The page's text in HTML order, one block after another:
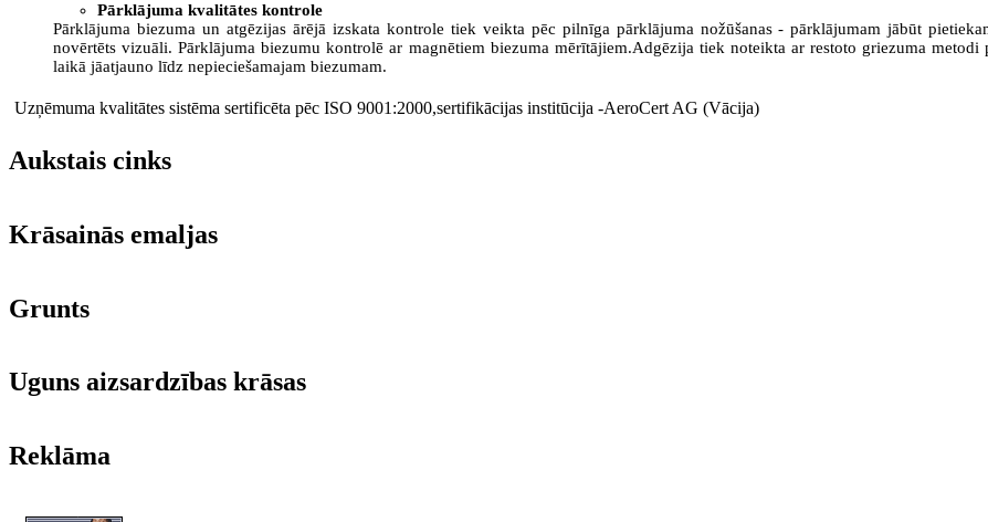
Pārklājuma kvalitātes kontrole
Pārklājuma biezuma un atgēzijas ārējā izskata kontrole tiek veikta pēc pilnīga pārklājuma nožūšanas - pārklājumam jābūt
novērtēts vizuāli. Pārklājuma biezumu kontrolē ar magnētiem biezuma mērītājiem.Adgēzija tiek noteikta ar restoto griezuma
laikā jāatjauno līdz nepieciešamajam biezumam.
Uzņēmuma kvalitātes sistēma sertificēta pēc ISO 9001:2000,sertifikācijas institūcija -AeroCert AG (Vācija)
Aukstais cinks
Krāsainās emaljas
Grunts
Uguns aizsardzības krāsas
Reklāma